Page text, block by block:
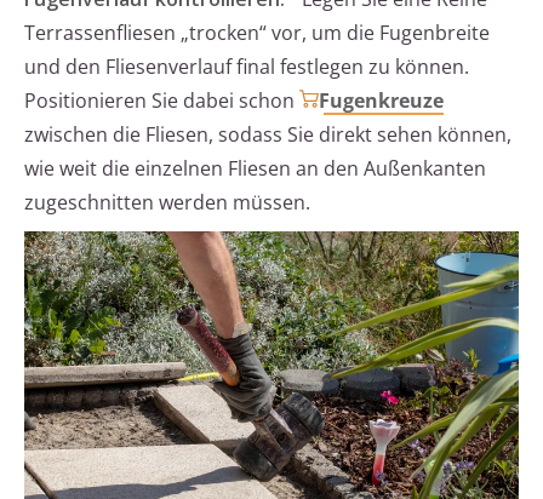
Terrassenfliesen „trocken“ vor, um die Fugenbreite
und den Fliesenverlauf final festlegen zu können.
Positionieren Sie dabei schon
Fugenkreuze
zwischen die Fliesen, sodass Sie direkt sehen können,
wie weit die einzelnen Fliesen an den Außenkanten
zugeschnitten werden müssen.